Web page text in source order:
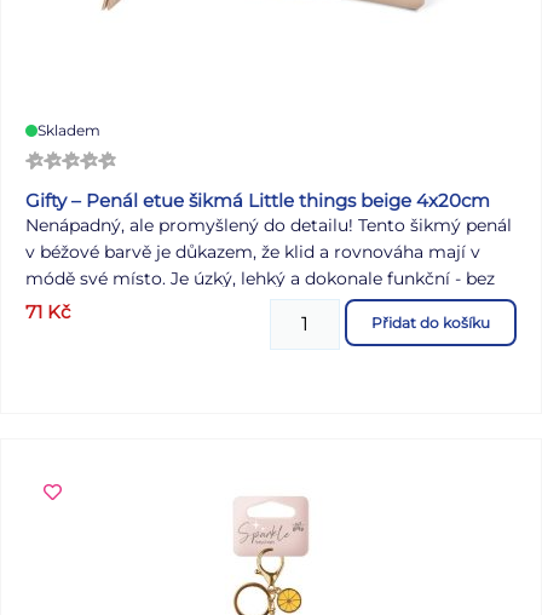
Skladem
Gifty – Penál etue šikmá Little things beige 4x20cm
Nenápadný, ale promyšlený do detailu! Tento šikmý penál
v béžové barvě je důkazem, že klid a rovnováha mají v
módě své místo. Je úzký, lehký a dokonale funkční - bez
přehánění. Navržený tak, aby zapadl do vaší kabelky,
batohu, pracovního dne. Uchová to důležité – pero, které
bez okázalosti. Najdete v ní i ploché etue a dárková pera,
která s tímto penálem tvoří nenápadně krásnou sadu.
Barva: béžová Materiál: koženka Rozměry: 40 × 200 mm
71 Kč Přidat do košíku